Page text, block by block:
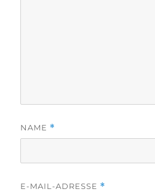
NAME *
E-MAIL-ADRESSE *